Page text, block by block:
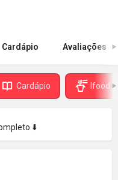
Cardápio Avaliações
Cardápio Ifood
⬇️